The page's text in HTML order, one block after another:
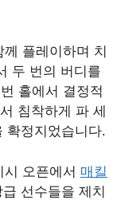
플레이하며 치
두 번의 버디를
홀에서 결정적
침착하게 파 세
확정지었습니다.
오픈에서 매킬
선수들을 제치